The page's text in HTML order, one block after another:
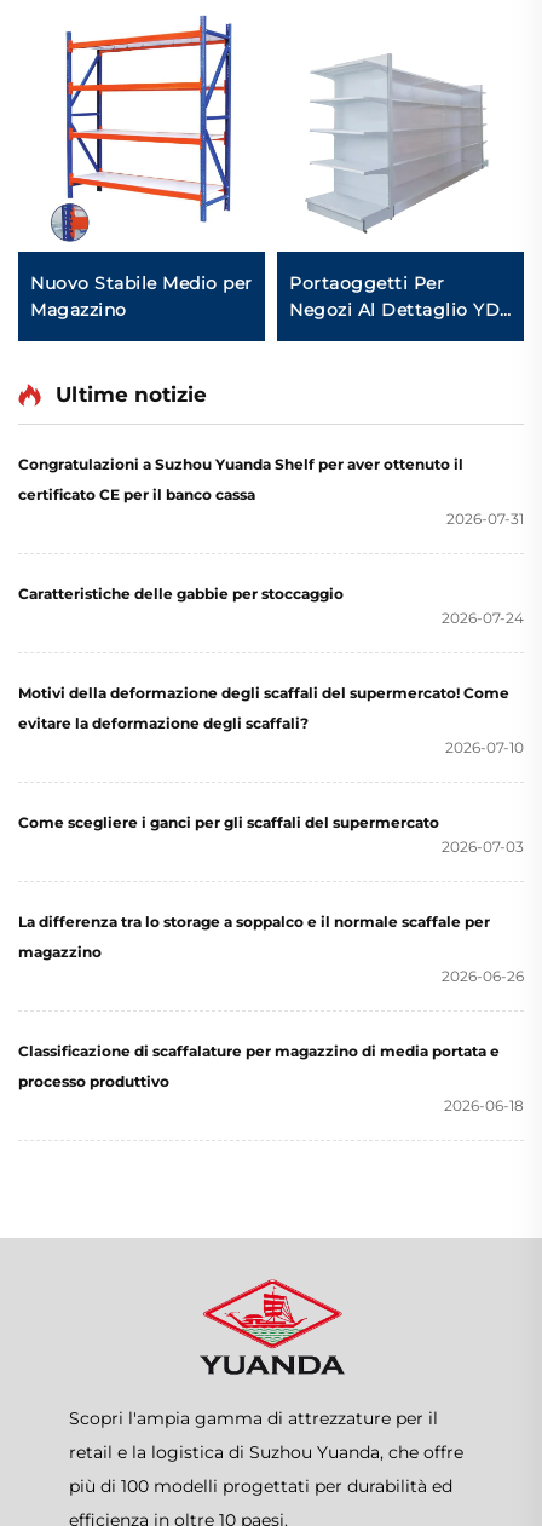
Nuovo Stabile Medio per
Magazzino
Portaoggetti Per
Negozi Al Dettaglio YD-
S034
Ultime notizie
Congratulazioni a Suzhou Yuanda Shelf per aver ottenuto il
certificato CE per il banco cassa
2026-07-31
Caratteristiche delle gabbie per stoccaggio
2026-07-24
Motivi della deformazione degli scaffali del supermercato! Come
evitare la deformazione degli scaffali?
2026-07-10
Come scegliere i ganci per gli scaffali del supermercato
2026-07-03
La differenza tra lo storage a soppalco e il normale scaffale per
magazzino
2026-06-26
Classificazione di scaffalature per magazzino di media portata e
processo produttivo
2026-06-18
Scopri l'ampia gamma di attrezzature per il
retail e la logistica di Suzhou Yuanda, che offre
più di 100 modelli progettati per durabilità ed
efficienza in oltre 10 paesi.